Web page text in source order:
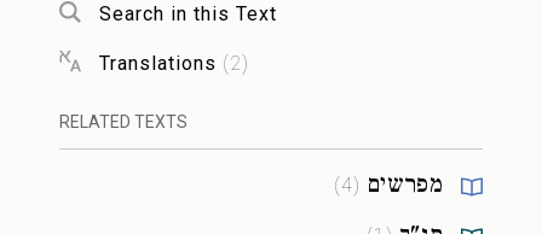
שֶׁבְּעַל פֶּה. בְּגִין דְּהַאי כֻּרְסְיָיא לְדָא,
יָתִיב עֲלָהּ.
Search in this Text
Translations (2)
RELATED TEXTS
מפרשים (
4
)